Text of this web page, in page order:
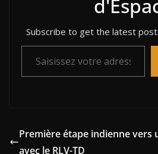
Subscribe to get the latest
Saisissez votre adresse e-mail…
Première étape indienne vers
avec le RLV-TD